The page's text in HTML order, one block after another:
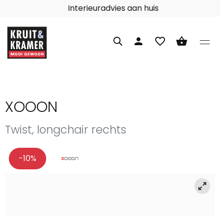
Interieuradvies aan huis
person favorite_border shopping_basket
XOOON
Twist, longchair rechts
-10%